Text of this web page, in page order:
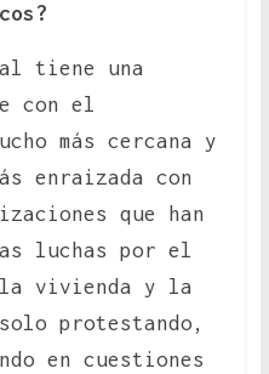
tiene una
con el
más cercana y
enraizada con
que han
luchas por el
vivienda y la
protestando,
en cuestiones